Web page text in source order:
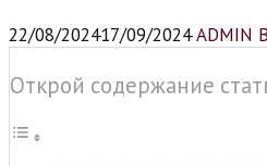
22/08/202417/09/2024ADMIN
Открой содержание